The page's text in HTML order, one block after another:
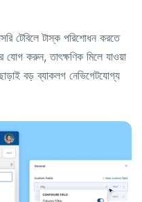
টেবিলে টাস্ক পরিশোধন করতে
যোগ করুন, তাৎক্ষণিক মিলে যাওয়া
বড় ব্যাকলগ নেভিগেটযোগ্য